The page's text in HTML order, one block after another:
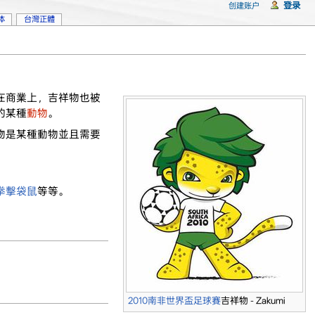
2010南非世界盃足球賽吉祥物 - Zakumi
商業上，吉祥物也被
某種動物。
是某種動物並且需要
擊袋鼠等等。
台灣正體
创建账户 登录